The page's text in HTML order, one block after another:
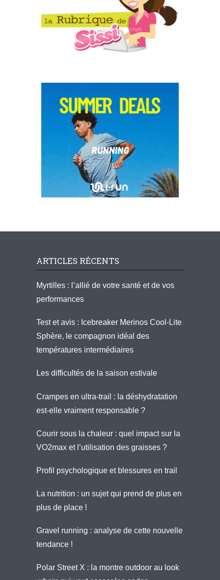
ARTICLES RÉCENTS
Myrtilles : l’allié de votre santé et de vos
performances
Test et avis : Icebreaker Merinos Cool-Lite
Sphère, le compagnon idéal des
températures intermédiaires
Les difficultés de la saison estivale
Crampes en ultra-trail : la déshydratation
est-elle vraiment responsable ?
Courir sous la chaleur : quel impact sur la
VO2max et l’utilisation des graisses ?
Profil psychologique et blessures en trail
La nutrition : un sujet qui prend de plus en
plus de place !
Gravel running : analyse de cette nouvelle
tendance !
Polar Street X : la montre outdoor au look